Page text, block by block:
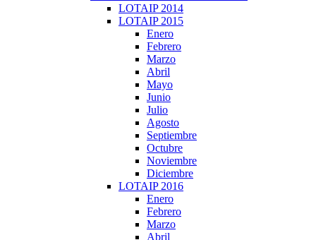
LOTAIP 2014
LOTAIP 2015
Enero
Febrero
Marzo
Abril
Mayo
Junio
Julio
Agosto
Septiembre
Octubre
Noviembre
Diciembre
LOTAIP 2016
Enero
Febrero
Marzo
Abril